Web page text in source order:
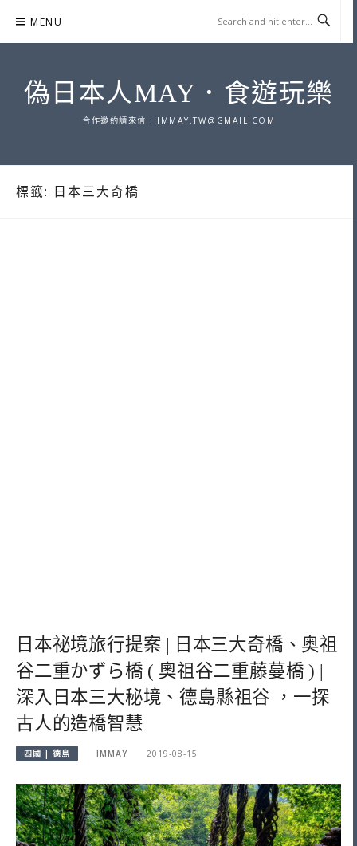
content
MENU
偽日本人MAY．食遊玩樂
合作邀約請來信 : IMMAY.TW@GMAIL.COM
標籤: 日本三大奇橋
日本祕境旅行提案 | 日本三大奇橋、奥祖
谷二重かずら橋 ( 奧祖谷二重藤蔓橋 ) |
深入日本三大秘境、德島縣祖谷 ，一探
古人的造橋智慧
四國 | 德島 IMMAY 2019-08-15